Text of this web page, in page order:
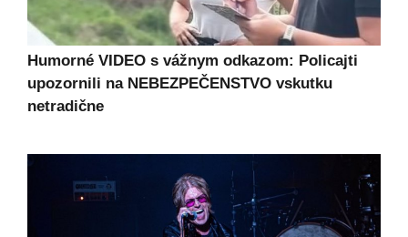
Humorné VIDEO s vážnym odkazom: Policajti
upozornili na NEBEZPEČENSTVO vskutku
netradične